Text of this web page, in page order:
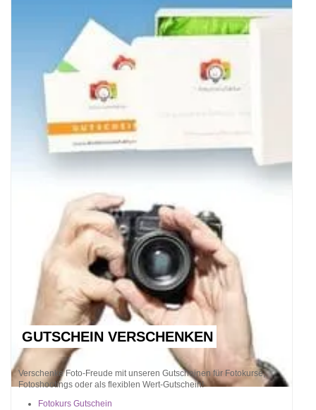
GUTSCHEIN VERSCHENKEN
Verschenke Foto-Freude mit unseren Gutscheinen für Fotokurse,
Fotoshootings oder als flexiblen Wert-Gutschein!
Fotokurs Gutschein